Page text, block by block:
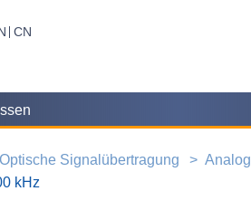
CN
Optische Signalübertragung
Analog
kHz